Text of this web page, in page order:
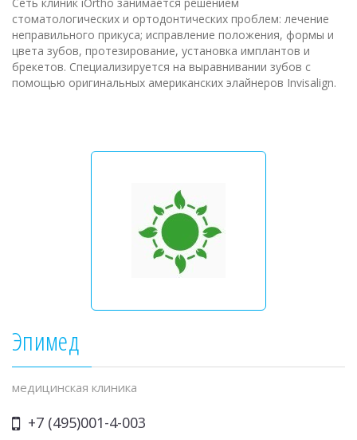
стоматологических и ортодонтических проблем: лечение
неправильного прикуса; исправление положения, формы и
цвета зубов, протезирование, установка имплантов и
брекетов. Специализируется на выравнивании зубов с
помощью оригинальных американских элайнеров Invisalign.
Эпимед
медицинская клиника
+7 (495)001-4-003